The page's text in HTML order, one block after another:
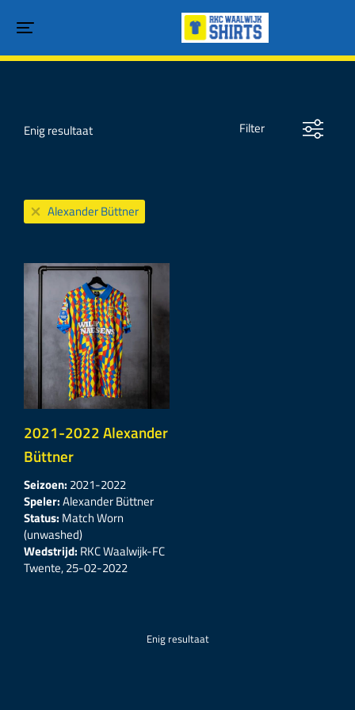
Enig resultaat Filter
Alexander Büttner
2021-2022 Alexander
Büttner
Seizoen: 2021-2022
Speler:Alexander Büttner
Status: Match Worn
(unwashed)
Wedstrijd: RKC Waalwijk-FC
Twente, 25-02-2022
Enig resultaat